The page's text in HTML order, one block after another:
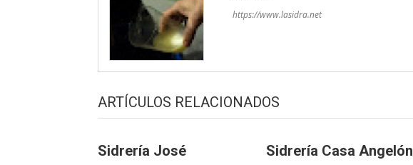
https://www.lasidra.net
ARTÍCULOS RELACIONADOS
Sidrería José Sidrería Casa Angelón